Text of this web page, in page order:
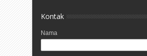
Kontak
Nama